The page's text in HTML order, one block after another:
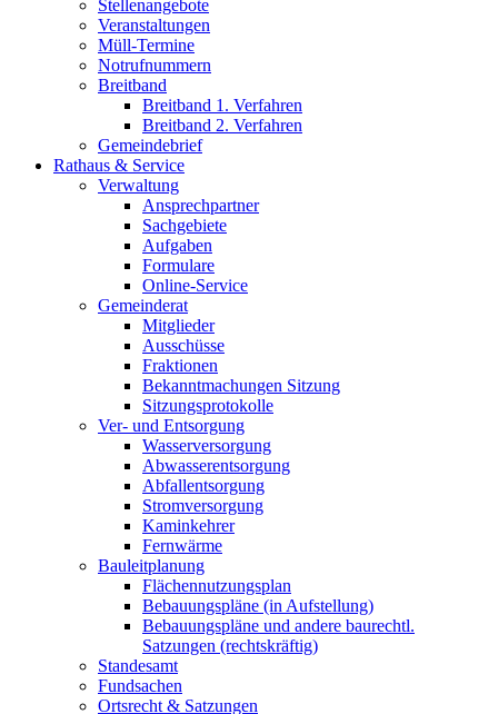
Stellenangebote
Veranstaltungen
Müll-Termine
Notrufnummern
Breitband
Breitband 1. Verfahren
Breitband 2. Verfahren
Gemeindebrief
Rathaus & Service
Verwaltung
Ansprechpartner
Sachgebiete
Aufgaben
Formulare
Online-Service
Gemeinderat
Mitglieder
Ausschüsse
Fraktionen
Bekanntmachungen Sitzung
Sitzungsprotokolle
Ver- und Entsorgung
Wasserversorgung
Abwasserentsorgung
Abfallentsorgung
Stromversorgung
Kaminkehrer
Fernwärme
Bauleitplanung
Flächennutzungsplan
Bebauungspläne (in Aufstellung)
Bebauungspläne und andere baurechtl.
Satzungen (rechtskräftig)
Standesamt
Fundsachen
Ortsrecht & Satzungen